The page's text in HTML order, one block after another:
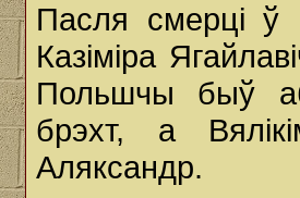
Пасля смерці ў
Казіміра
Польшчы быў
брэхт, а
Аляксандр.